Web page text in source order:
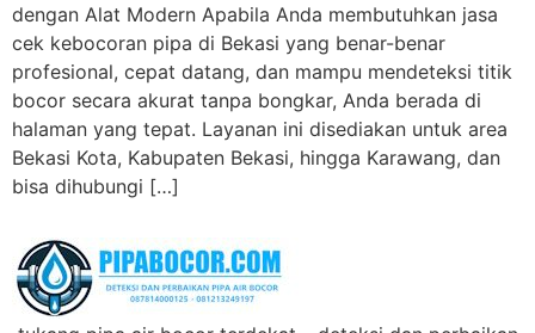
dengan Alat Modern Apabila Anda membutuhkan jasa
cek kebocoran pipa di Bekasi yang benar-benar
profesional, cepat datang, dan mampu mendeteksi titik
bocor secara akurat tanpa bongkar, Anda berada di
halaman yang tepat. Layanan ini disediakan untuk area
Bekasi Kota, Kabupaten Bekasi, hingga Karawang, dan
bisa dihubungi […]